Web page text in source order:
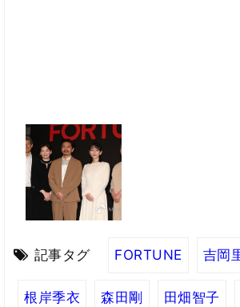
記事タグ FORTUNE 吉岡
根岸季衣 森田剛 田畑智子